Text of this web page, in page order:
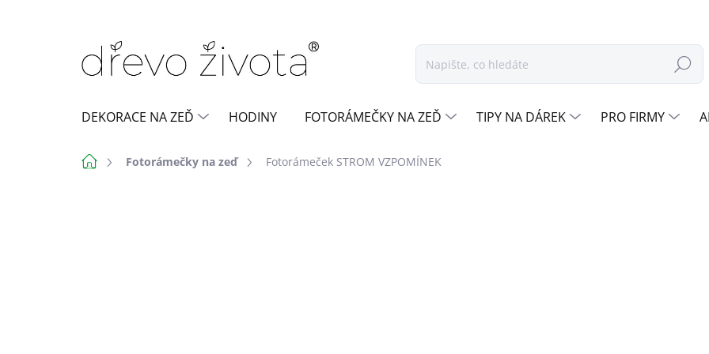
Hledat
DEKORACE NA ZEĎ HODINY FOTORÁMEČKY NA ZEĎ TIPY NA DÁREK PRO FIRMY
DomůFotorámečky na zeď Fotorámeček STROM VZPOMÍNEK